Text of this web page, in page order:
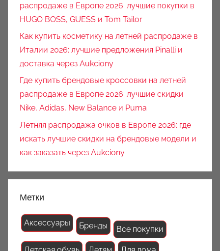
распродаже в Европе 2026: лучшие покупки в
HUGO BOSS, GUESS и Tom Tailor
Как купить косметику на летней распродаже в
Италии 2026: лучшие предложения Pinalli и
доставка через Aukciony
Где купить брендовые кроссовки на летней
распродаже в Европе 2026: лучшие скидки
Nike, Adidas, New Balance и Puma
Летняя распродажа очков в Европе 2026: где
искать лучшие скидки на брендовые модели и
как заказать через Aukciony
Метки
Аксессуары Бренды Все покупки